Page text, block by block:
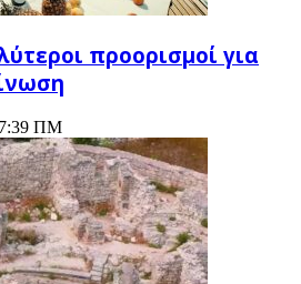
προορισμοί για
7:39 ΠΜ